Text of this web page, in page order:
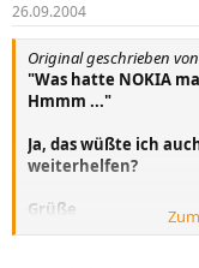
26.09.2004
Original geschrieben
"Was hatte NOKIA
Hmmm ..."
Ja, das wüßte ich
weiterhelfen?
Grüße